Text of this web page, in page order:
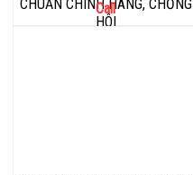
CHUẨN CHÍNH HÃNG, CHỐNG
HÔI
Call